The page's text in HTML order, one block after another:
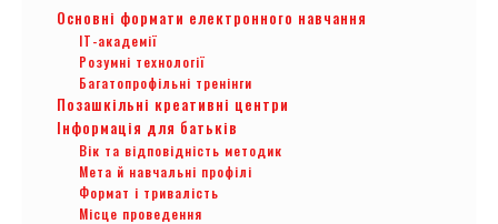
Основні формати електронного навчання
ІТ-академії
Розумні технології
Багатопрофільні тренінги
Позашкільні креативні центри
Інформація для батьків
Вік та відповідність методик
Мета й навчальні профілі
Формат і тривалість
Місце проведення